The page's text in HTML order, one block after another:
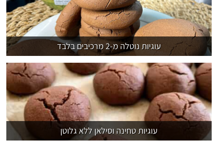
עוגיות נוטלה מ-2 מרכיבים בלבד
עוגיות טחינה וסילאן ללא גלוטן